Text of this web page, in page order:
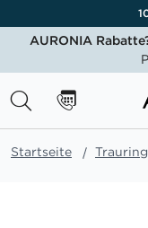
AURONIA
Startseite